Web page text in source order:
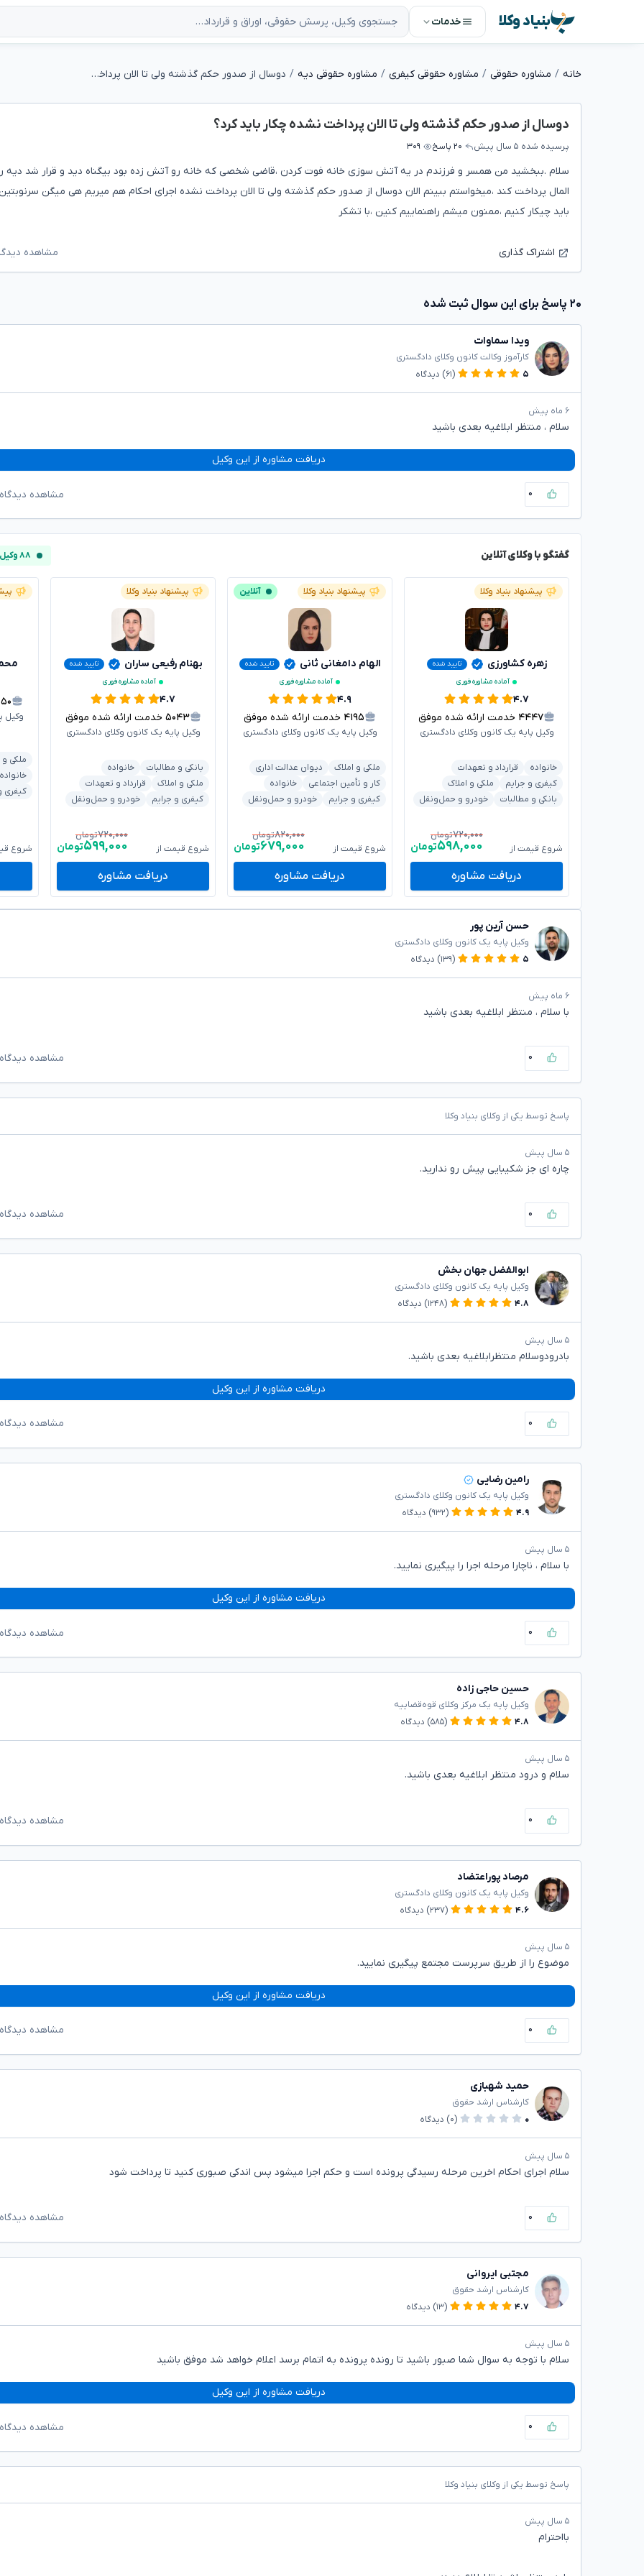
بنیاد وکلا خدمات
خانه مشاوره حقوقی مشاوره حقوقی کیفری مشاوره حقوقی دیه دوسال از صدور حکم گذشته ولی تا الان پرداخت نشده چکار باید کرد؟
دوسال از صدور حکم گذشته ولی تا الان پرداخت نشده چکار باید کرد؟
پرسیده شده ۵ سال پیش ۲۰ پاسخ ۳۰۹
سلام .ببخشید من همسر و فرزندم در یه آتش سوزی خانه فوت کردن ،قاضی شخصی که خانه رو آتش زده بود بیگناه دید و قرار شد دیه
المال پرداخت کند ،میخواستم ببینم الان دوسال از صدور حکم گذشته ولی تا الان پرداخت نشده اجرای احکام هم میریم هی میگن سرنوبتین
باید چیکار کنیم ،ممنون میشم راهنماییم کنین ،با تشکر
اشتراک گذاری مشاهده
۲۰ پاسخ برای این سوال ثبت شده
ویدا سماوات
کارآموز وکالت کانون وکلای دادگستری
۵
(۶۱) دیدگاه
۶ ماه پیش
سلام ، منتظر ابلاغیه بعدی باشید
دریافت مشاوره از این وکیل
۰ مشاهده
گفتگو با وکلای آنلاین ۸۸ وکیل آنلاین
پیشنهاد بنیاد وکلا
زهره کشاورزی
تایید شده
آماده مشاوره فوری
۴.۷
۴۴۴۷ خدمت ارائه شده موفق
وکیل پایه یک کانون وکلای دادگستری
خانواده
قرارداد و تعهدات
کیفری و جرایم
ملکی و املاک
بانکی و مطالبات
خودرو و حمل‌ونقل
شروع قیمت از
۷۲۰,۰۰۰تومان
۵۹۸,۰۰۰تومان
دریافت مشاوره
پیشنهاد بنیاد وکلا آنلاین
الهام دامغانی ثانی
تایید شده
آماده مشاوره فوری
۴.۹
۴۱۹۵ خدمت ارائه شده موفق
وکیل پایه یک کانون وکلای دادگستری
ملکی و املاک
دیوان عدالت اداری
کار و تأمین اجتماعی
خانواده
کیفری و جرایم
خودرو و حمل‌ونقل
شروع قیمت از
۸۲۰,۰۰۰تومان
۶۷۹,۰۰۰تومان
دریافت مشاوره
پیشنهاد بنیاد وکلا
بهنام رفیعی ساران
تایید شده
آماده مشاوره فوری
۴.۷
۵۰۴۳ خدمت ارائه شده موفق
وکیل پایه یک کانون وکلای دادگستری
بانکی و مطالبات
خانواده
ملکی و املاک
قرارداد و تعهدات
کیفری و جرایم
خودرو و حمل‌ونقل
شروع قیمت از
۷۲۰,۰۰۰تومان
۵۹۹,۰۰۰تومان
دریافت مشاوره
وکیل
ملکی و
خانواده
کیفری
شروع
حسن آرین پور
وکیل پایه یک کانون وکلای دادگستری
۵
(۱۳۹) دیدگاه
۶ ماه پیش
با سلام ، منتظر ابلاغیه بعدی باشید
۰ مشاهده
پاسخ توسط یکی از وکلای بنیاد وکلا
۵ سال پیش
چاره ای جز شکیبایی پیش رو ندارید.
۰ مشاهده
ابوالفضل جهان بخش
وکیل پایه یک کانون وکلای دادگستری
۴.۸
(۱۲۴۸) دیدگاه
۵ سال پیش
بادرودوسلام منتظرابلاغیه بعدی باشید.
دریافت مشاوره از این وکیل
۰ مشاهده
رامین رضایی
وکیل پایه یک کانون وکلای دادگستری
۴.۹
(۹۳۲) دیدگاه
۵ سال پیش
با سلام ، ناچارا مرحله اجرا را پیگیری نمایید.
دریافت مشاوره از این وکیل
۰ مشاهده
حسین حاجی زاده
وکیل پایه یک مرکز وکلای قوه‌قضاییه
۴.۸
(۵۸۵) دیدگاه
۵ سال پیش
سلام و درود منتظر ابلاغیه بعدی باشید.
۰ مشاهده
مرصاد پوراعتضاد
وکیل پایه یک کانون وکلای دادگستری
۴.۶
(۲۳۷) دیدگاه
۵ سال پیش
موضوع را از طریق سرپرست مجتمع پیگیری نمایید.
دریافت مشاوره از این وکیل
۰ مشاهده
حمید شهبازی
کارشناس ارشد حقوق
۰
(۰) دیدگاه
۵ سال پیش
سلام اجرای احکام اخرین مرحله رسیدگی پرونده است و حکم اجرا میشود پس اندکی صبوری کنید تا پرداخت شود
۰ مشاهده
مجتبی ایروانی
کارشناس ارشد حقوق
۴.۷
(۱۳) دیدگاه
۵ سال پیش
سلام با توجه به سوال شما صبور باشید تا رونده پرونده به اتمام برسد اعلام خواهد شد موفق باشید
دریافت مشاوره از این وکیل
۰ مشاهده
پاسخ توسط یکی از وکلای بنیاد وکلا
۵ سال پیش
بااحترام